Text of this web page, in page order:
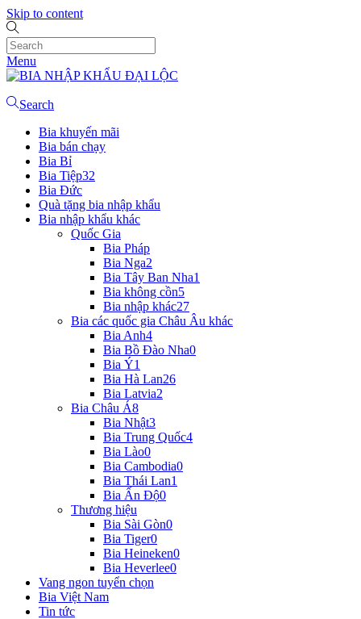
Skip to content
Menu
Search
Bia khuyến mãi
Bia bán chạy
Bia Bỉ
Bia Tiệp32
Bia Đức
Quà tặng bia nhập khẩu
Bia nhập khẩu khác
Quốc Gia
Bia Pháp
Bia Nga2
Bia Tây Ban Nha1
Bia không cồn5
Bia nhập khác27
Bia các quốc gia Châu Âu khác
Bia Anh4
Bia Bồ Đào Nha0
Bia Ý1
Bia Hà Lan26
Bia Latvia2
Bia Châu Á8
Bia Nhật3
Bia Trung Quốc4
Bia Lào0
Bia Cambodia0
Bia Thái Lan1
Bia Ấn Độ0
Thương hiệu
Bia Sài Gòn0
Bia Tiger0
Bia Heineken0
Bia Heverlee0
Vang ngon tuyển chọn
Bia Việt Nam
Tin tức